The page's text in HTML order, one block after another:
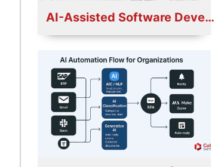
AI-Assisted Software Development: เมื่อ AI ทำงานคู่กับ Dev ทุกขั้นตอน